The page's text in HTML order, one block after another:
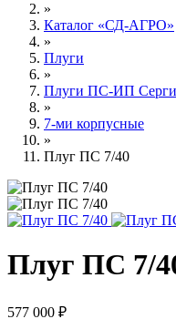
Главная
»
Каталог «СД-АГРО»
»
Плуги
»
Плуги ПС-ИП
»
7-ми корпусные
»
Плуг ПС 7/